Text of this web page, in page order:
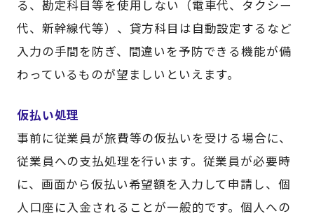
る、勘定科目等を使用しない（電車代、タクシー
代、新幹線代等）、貸方科目は自動設定するなど
入力の手間を防ぎ、間違いを予防できる機能が備
わっているものが望ましいといえます。
仮払い処理
事前に従業員が旅費等の仮払いを受ける場合に、
従業員への支払処理を行います。従業員が必要時
に、画面から仮払い希望額を入力して申請し、個
人口座に入金されることが一般的です。個人への